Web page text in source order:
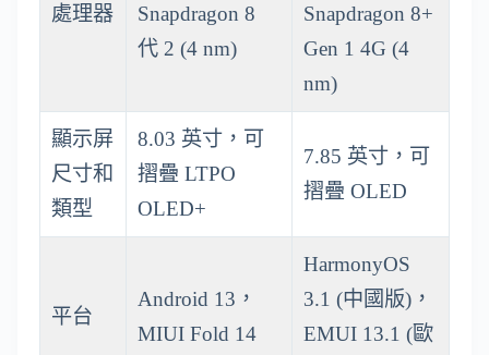
處理器
Snapdragon 8
代 2 (4 nm)
Snapdragon 8+
Gen 1 4G (4
nm)
顯示屏
尺寸和
類型
8.03 英寸，可
摺疊 LTPO
OLED+
7.85 英寸，可
摺疊 OLED
平台
Android 13，
MIUI Fold 14
HarmonyOS
3.1 (中國版)，
EMUI 13.1 (歐